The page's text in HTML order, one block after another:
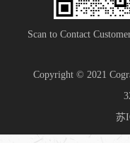
Scan to Contact
Copyright © 2021
苏